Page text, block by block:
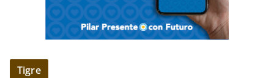
Tigre